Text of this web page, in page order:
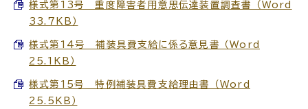
様式第13号 重度障害者用意思伝達装置調査書 （Word
33.7KB）
様式第14号 補装具費支給に係る意見書 （Word
25.1KB）
様式第15号 特例補装具費支給理由書 （Word
25.5KB）